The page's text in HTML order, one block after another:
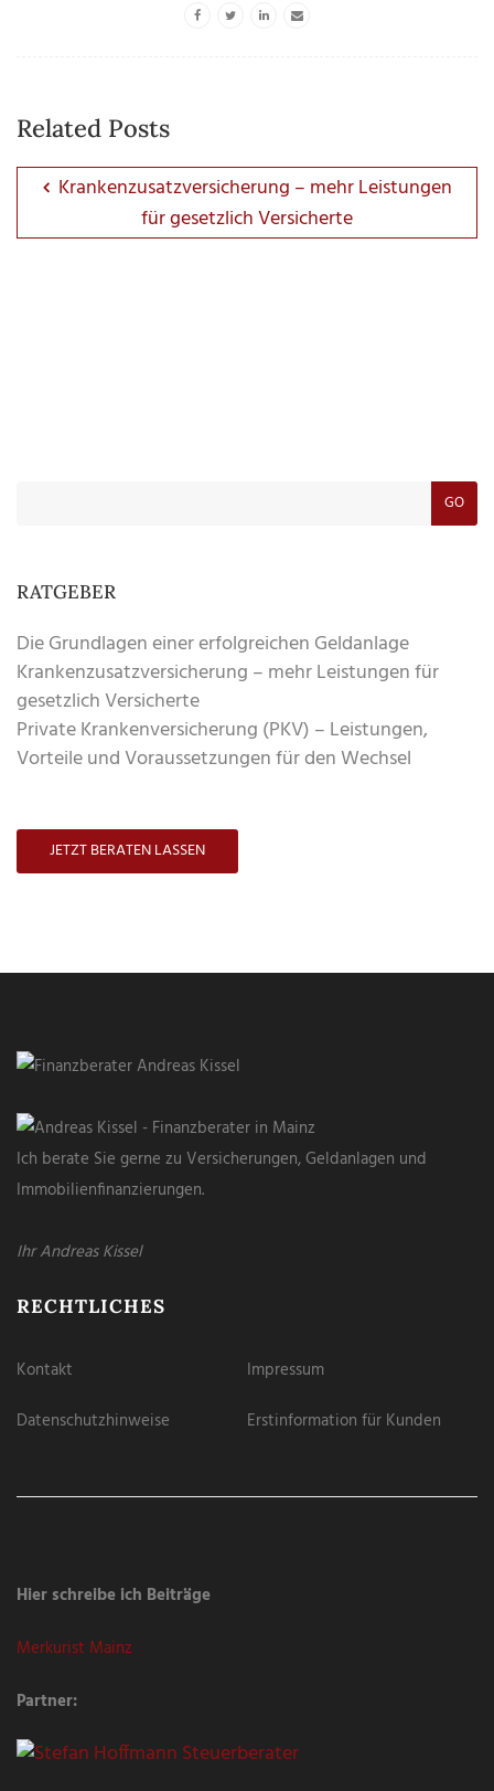
Related Posts
Krankenzusatzversicherung – mehr Leistungen
für gesetzlich Versicherte
GO
RATGEBER
Die Grundlagen einer erfolgreichen Geldanlage
Krankenzusatzversicherung – mehr Leistungen für
gesetzlich Versicherte
Private Krankenversicherung (PKV) – Leistungen,
Vorteile und Voraussetzungen für den Wechsel
JETZT BERATEN LASSEN
Ich berate Sie gerne zu Versicherungen, Geldanlagen und
Immobilienfinanzierungen.
Ihr Andreas Kissel
RECHTLICHES
Kontakt
Impressum
Datenschutzhinweise
Erstinformation für Kunden
Hier schreibe ich Beiträge
Merkurist Mainz
Partner: